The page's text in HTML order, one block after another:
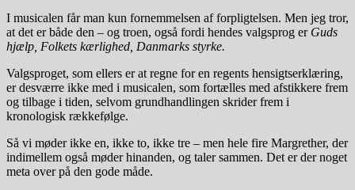
I musicalen får man kun fornemmelsen af forpligtelsen. Men jeg tror,
at det er både den – og troen, også fordi hendes valgsprog er Guds
hjælp, Folkets kærlighed, Danmarks styrke.
Valgsproget, som ellers er at regne for en regents hensigtserklæring,
er desværre ikke med i musicalen, som fortælles med afstikkere frem
og tilbage i tiden, selvom grundhandlingen skrider frem i
kronologisk rækkefølge.
Så vi møder ikke en, ikke to, ikke tre – men hele fire Margrether, der
indimellem også møder hinanden, og taler sammen. Det er der noget
meta over på den gode måde.